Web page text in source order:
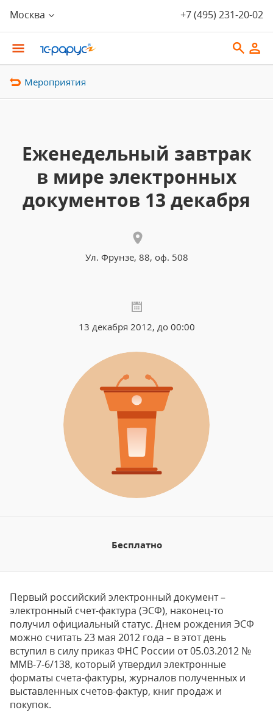
Москва +7 (495) 231-20-02
Мероприятия
Еженедельный завтрак
в мире электронных
документов 13 декабря
Ул. Фрунзе, 88, оф. 508
13 декабря 2012, до 00:00
Бесплатно
Первый российский электронный документ –
электронный счет-фактура (ЭСФ), наконец-то
получил официальный статус. Днем рождения ЭСФ
можно считать 23 мая 2012 года – в этот день
вступил в силу приказ ФНС России от 05.03.2012 №
ММВ-7-6/138, который утвердил электронные
форматы счета-фактуры, журналов полученных и
выставленных счетов-фактур, книг продаж и
покупок.